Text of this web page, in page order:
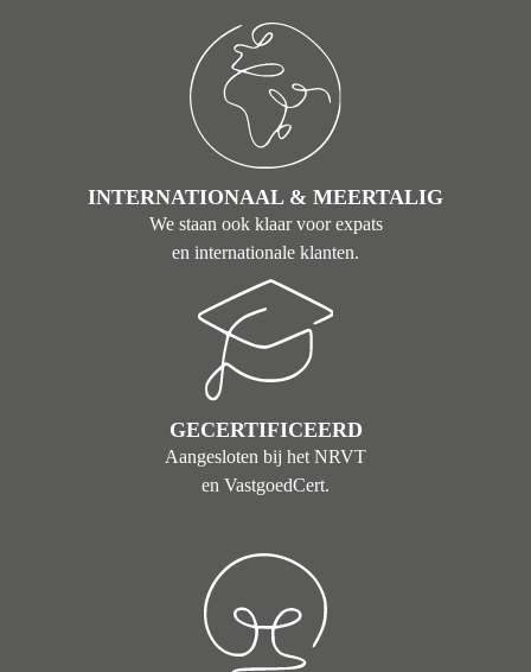
INTERNATIONAAL & MEERTALIG
We staan ook klaar voor expats
en internationale klanten.
GECERTIFICEERD
Aangesloten bij het NRVT
en VastgoedCert.